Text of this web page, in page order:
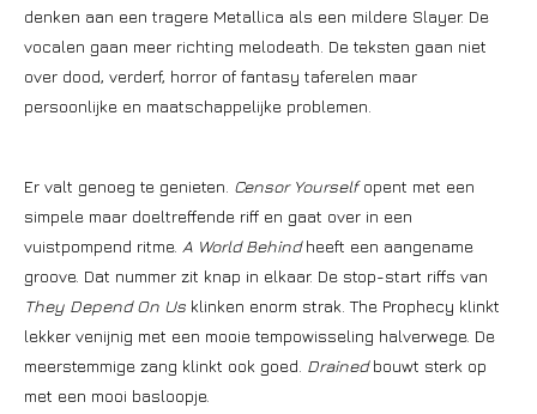
denken aan een tragere Metallica als een mildere Slayer. De
vocalen gaan meer richting melodeath. De teksten gaan niet
over dood, verderf, horror of fantasy taferelen maar
persoonlijke en maatschappelijke problemen.
Er valt genoeg te genieten. Censor Yourselfopent met een
simpele maar doeltreffende riff en gaat over in een
vuistpompend ritme. A World Behindheeft een aangename
groove. Dat nummer zit knap in elkaar. De stop-start riffs van
They Depend On Us klinken enorm strak. The Prophecy klinkt
lekker venijnig met een mooie tempowisseling halverwege. De
meerstemmige zang klinkt ook goed. Drainedbouwt sterk op
met een mooi basloopje.